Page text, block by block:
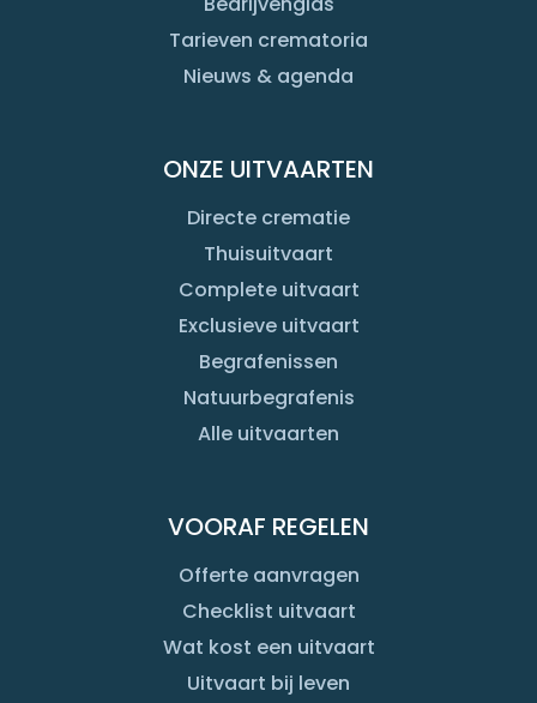
Tarieven crematoria
Nieuws & agenda
VOORAF REGELEN
Offerte aanvragen
Checklist uitvaart
Wat kost een uitvaart
Uitvaart bij leven
ONZE UITVAARTEN
Directe crematie
Thuisuitvaart
Complete uitvaart
Exclusieve uitvaart
Begrafenissen
Natuurbegrafenis
Alle uitvaarten